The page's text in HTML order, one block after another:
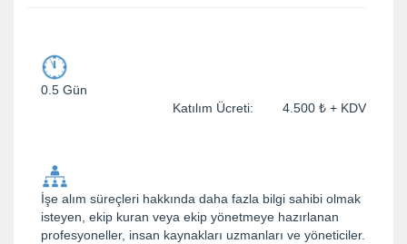
0.5 Gün
Katılım Ücreti: 4.500 ₺ + KDV
İşe alım süreçleri hakkında daha fazla bilgi sahibi olmak
isteyen, ekip kuran veya ekip yönetmeye hazırlanan
profesyoneller, insan kaynakları uzmanları ve yöneticiler.